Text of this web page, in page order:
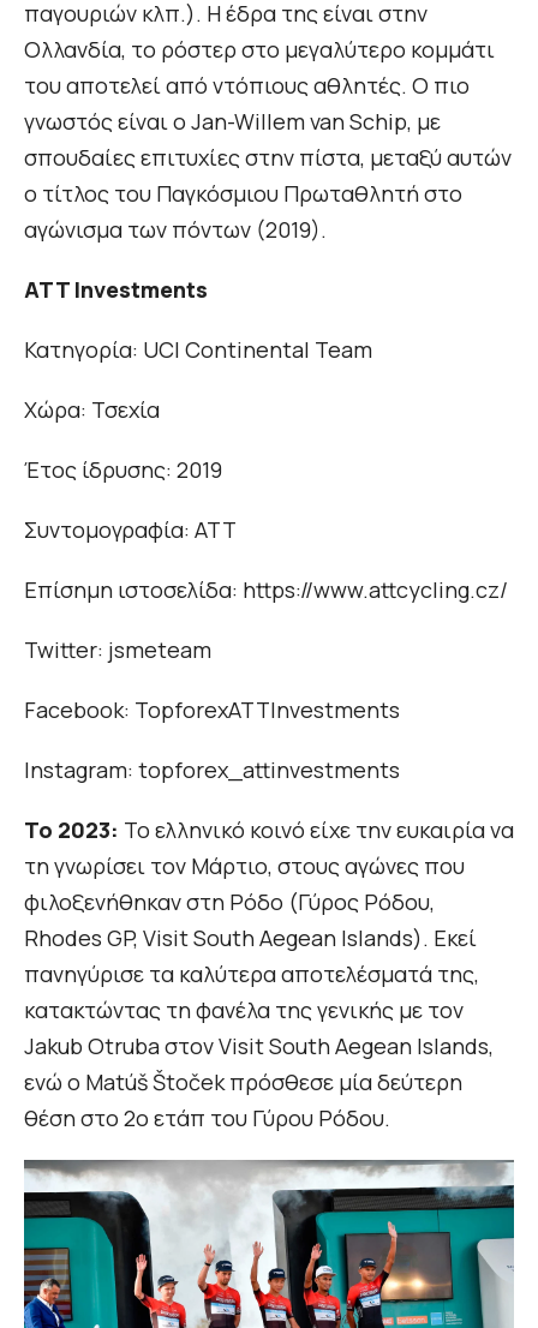
παγουριών κλπ.). Η έδρα της είναι στην
Ολλανδία, το ρόστερ στο μεγαλύτερο κομμάτι
του αποτελεί από ντόπιους αθλητές. Ο πιο
γνωστός είναι ο Jan-Willem van Schip, με
σπουδαίες επιτυχίες στην πίστα, μεταξύ αυτών
ο τίτλος του Παγκόσμιου Πρωταθλητή στο
αγώνισμα των πόντων (2019).
ATT Investments
Κατηγορία: UCI Continental Team
Χώρα: Τσεχία
Έτος ίδρυσης: 2019
Συντομογραφία: ΑΤΤ
Επίσημη ιστοσελίδα: https://www.attcycling.cz/
Twitter: jsmeteam
Facebook: TopforexATTInvestments
Instagram: topforex_attinvestments
Το 2023: Το ελληνικό κοινό είχε την ευκαιρία να
τη γνωρίσει τον Μάρτιο, στους αγώνες που
φιλοξενήθηκαν στη Ρόδο (Γύρος Ρόδου,
Rhodes GP, Visit South Aegean Islands). Εκεί
πανηγύρισε τα καλύτερα αποτελέσματά της,
κατακτώντας τη φανέλα της γενικής με τον
Jakub Otruba στον Visit South Aegean Islands,
ενώ ο Matúš Štoček πρόσθεσε μία δεύτερη
θέση στο 2ο ετάπ του Γύρου Ρόδου.